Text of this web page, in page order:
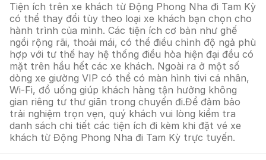
Tiện ích trên xe khách từ Động Phong Nha đi Tam Kỳ
có thể thay đổi tùy theo loại xe khách bạn chọn cho
hành trình của mình. Các tiện ích cơ bản như ghế
ngồi rộng rãi, thoải mái, có thể điều chỉnh độ ngả phù
hợp với tư thế hay hệ thống điều hòa hiện đại đều có
mặt trên hầu hết các xe khách. Ngoài ra ở một số
dòng xe giường VIP có thể có màn hình tivi cá nhân,
Wi-Fi, đồ uống giúp khách hàng tận hưởng không
gian riêng tư thư giãn trong chuyến đi.Để đảm bảo
trải nghiệm trọn vẹn, quý khách vui lòng kiểm tra
danh sách chi tiết các tiện ích đi kèm khi đặt vé xe
khách từ Động Phong Nha đi Tam Kỳ trực tuyến.